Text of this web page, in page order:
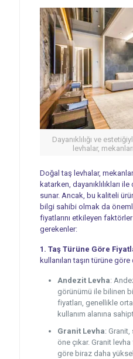
Dayanıklılığı ve
levhalar,
Doğal taş levhalar,
katarken, dayanıklılıkları
sunar. Ancak, bu kaliteli
bilgi sahibi olmak da
fiyatlarını etkileyen
gerekenler:
1. Taş Türüne Göre
kullanılan taşın türüne
Andezit Levha:
görünümü ile bilinen
fiyatları, genellikle
kullanım alanına
Granit Levha: Granit,
öne çıkar. Granit
göre biraz daha